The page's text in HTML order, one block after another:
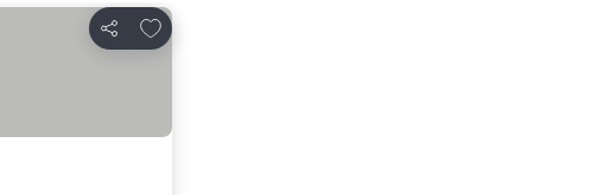
Compartir
Agregar a favoritos